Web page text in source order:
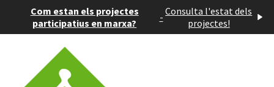
Com estan els projectes
participatius en marxa?
- Consulta l'estat dels
projectes!